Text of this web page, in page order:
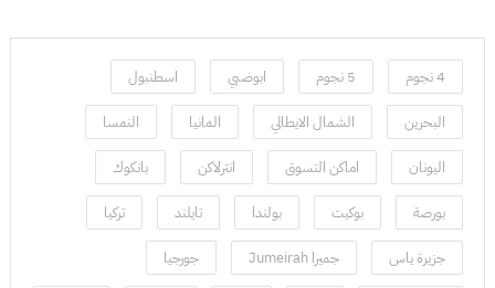
4 نجوم 5 نجوم ابوضبي اسطنبول
البحرين الشمال الايطالي المانيا النمسا
اليونان اماكن التسوق انترلاكن بانكوك
بورصة بوكيت بولندا تايلند تركيا
جزيرة ياس جميرا Jumeirah جورجيا